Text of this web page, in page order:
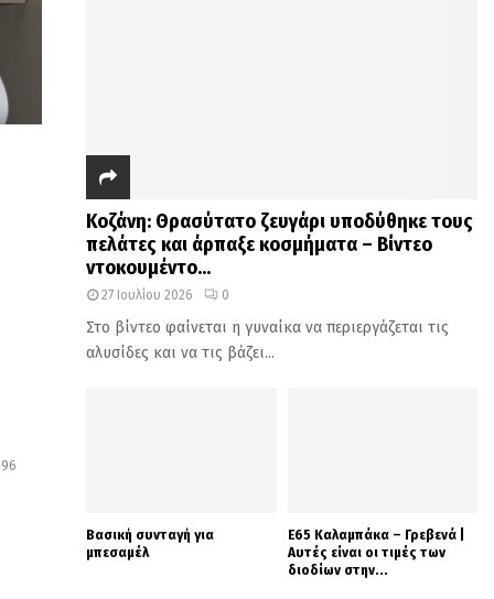
Κοζάνη: Θρασύτατο ζευγάρι υποδύθηκε τους
πελάτες και άρπαξε κοσμήματα – Βίντεο
ντοκουμέντο...
27 Ιουλίου 2026 0
Στο βίντεο φαίνεται η γυναίκα να περιεργάζεται τις
αλυσίδες και να τις βάζει...
Βασική συνταγή για
μπεσαμέλ
Ε65 Καλαμπάκα – Γρεβενά |
Αυτές είναι οι τιμές των
διοδίων στην...